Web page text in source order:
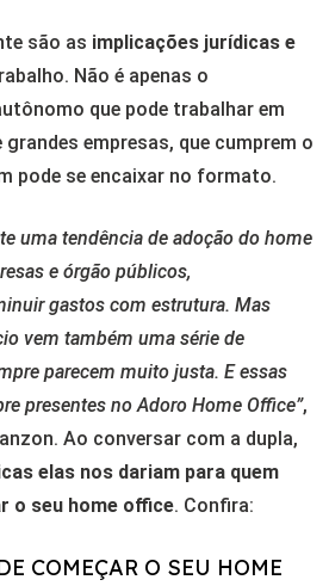
são as implicações jurídicas e
Não é apenas o
que pode trabalhar em
empresas, que cumprem o
pode se encaixar no formato.
uma tendência de adoção do home
e órgão públicos,
gastos com estrutura. Mas
vem também uma série de
parecem muito justa. E essas
presentes no Adoro Home Office”,
Ao conversar com a dupla,
elas nos dariam para quem
o seu home office. Confira:
COMEÇAR O SEU HOME